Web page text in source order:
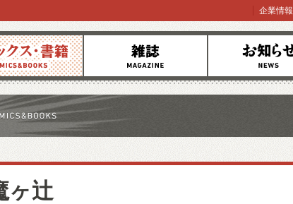
雑誌 お知らせ
企業情報
ヶ辻